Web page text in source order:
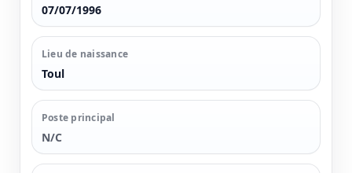
07/07/1996
Lieu de naissance
Toul
Poste principal
N/C